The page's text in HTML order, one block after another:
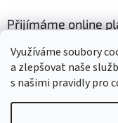
Využíváme soubory
a zlepšovat naše
s našimi pravidly pro
Přijímáme online